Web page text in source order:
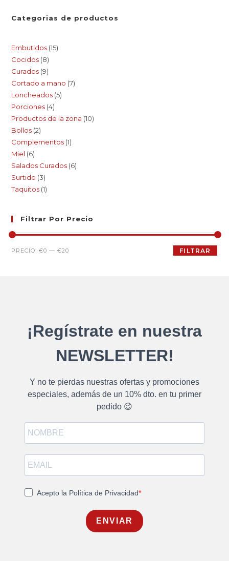
Categorias de productos
Embutidos 15
Cocidos 8
Curados 9
Cortado a mano 7
Loncheados 5
Porciones 4
Productos de la zona 10
Bollos 2
Complementos 1
Miel 6
Salados Curados 6
Surtido 3
Taquitos 1
Filtrar Por Precio
FILTRAR
PRECIO:€0 —€20
¡Regístrate en nuestra
NEWSLETTER!
Y no te pierdas nuestras ofertas y promociones
especiales, además de un 10% dto. en tu primer
pedido 😉
Acepto la Política de Privacidad
ENVIAR